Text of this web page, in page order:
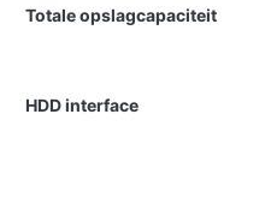
Totale opslagcapaciteit
HDD interface